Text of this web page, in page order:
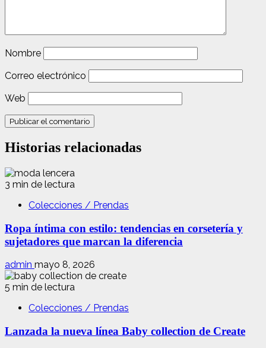
Nombre
Correo electrónico
Web
Historias relacionadas
3 min de lectura
Colecciones / Prendas
Ropa íntima con estilo: tendencias en corsetería y
sujetadores que marcan la diferencia
admin mayo 8, 2026
5 min de lectura
Colecciones / Prendas
Lanzada la nueva línea Baby collection de Create